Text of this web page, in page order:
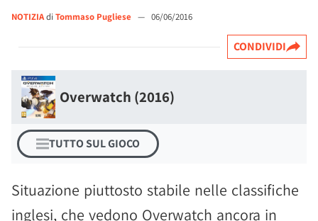
NOTIZIAdi Tommaso Pugliese — 06/06/2016
CONDIVIDI
Overwatch (2016)
TUTTO SUL GIOCO
Situazione piuttosto stabile nelle classifiche
inglesi, che vedono Overwatch ancora in